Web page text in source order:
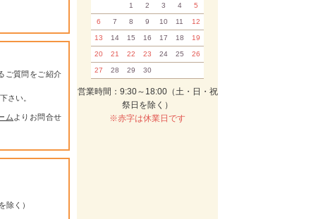
ご質問をご紹介
さい。
ム よりお問合せ
除く）
1 2 3 4 5
6 7 8 9 10 11 12
13 14 15 16 17 18 19
20 21 22 23 24 25 26
27 28 29 30
営業時間：9:30～18:00（土・日・祝
祭日を除く）
※赤字は休業日です